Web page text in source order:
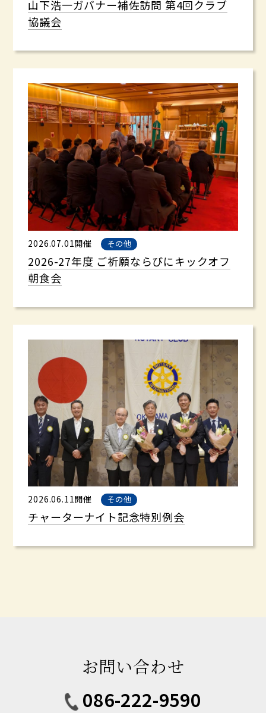
山下浩一ガバナー補佐訪問 第4回クラブ
協議会
2026.07.01開催 その他
2026-27年度 ご祈願ならびにキックオフ
朝食会
2026.06.11開催 その他
チャーターナイト記念特別例会
お問い合わせ
086-222-9590